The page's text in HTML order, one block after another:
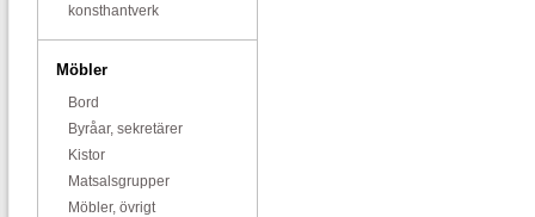
konsthantverk
Möbler
Bord
Byråar, sekretärer
Kistor
Matsalsgrupper
Möbler, övrigt